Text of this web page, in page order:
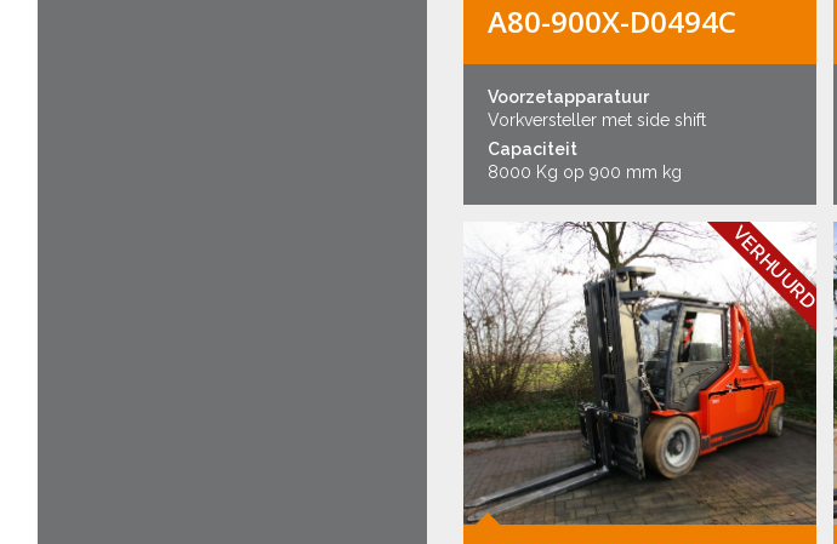
A80-900X-D0494C
Voorzetapparatuur
Vorkversteller met side shift
Capaciteit
8000 Kg op 900 mm kg
VERHUURD